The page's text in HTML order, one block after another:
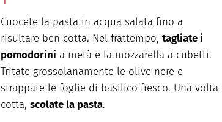
Cuocete la pasta in acqua salata fino a
risultare ben cotta. Nel frattempo, tagliate i
pomodorini a metà e la mozzarella a cubetti.
Tritate grossolanamente le olive nere e
strappate le foglie di basilico fresco. Una volta
cotta, scolate la pasta.